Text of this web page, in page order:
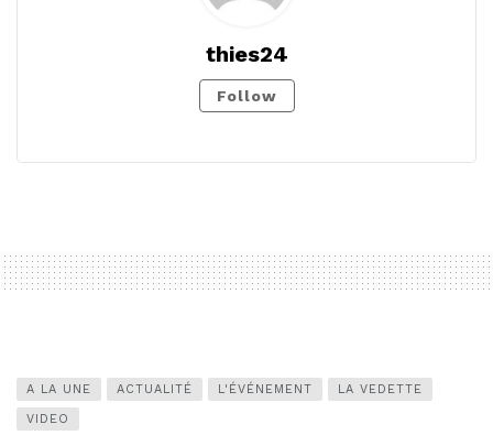
thies24
Follow
A LA UNE ACTUALITÉ L'ÉVÉNEMENT LA VEDETTE
VIDEO